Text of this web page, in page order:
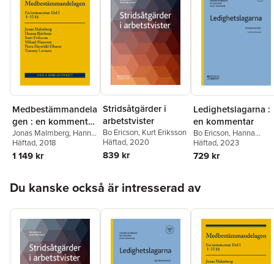
Medbestämmandela
gen : en kommentar.
Del I, 1-32 §§
Jonas Malmberg, Hanna
Björknäs,Kurt Eriksson
Mikael Hansson
Herzfeld Olsson
Häftad, 2018
1 149 kr
Stridsåtgärder i
arbetstvister
Bo Ericson, Kurt Eriksson
Häftad, 2020
839 kr
Ledighetslagarna :
en kommentar
Bo Ericson, Hanna
Björknäs,Kurt Eriksson
Häftad, 2023
729 kr
Du kanske också är intresserad av